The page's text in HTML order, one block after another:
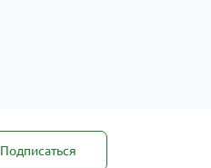
Подписаться